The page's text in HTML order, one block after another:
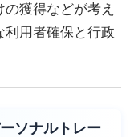
獲得などが考え
利用者確保と行政
ソナルトレー